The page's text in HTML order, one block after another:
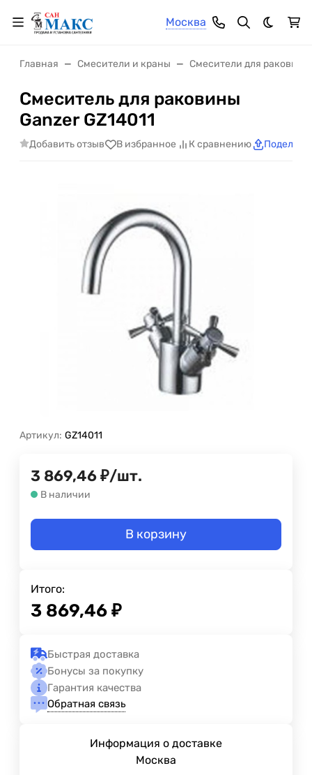
Москва
Темная
Главная Смесители и краны Смесители для раковины
Смеситель для раковины
Ganzer GZ14011
Добавить отзыв В избранное К сравнению
Артикул: GZ14011
3 869,46 ₽/шт.
В наличии
В корзину
Итого:
3 869,46 ₽
Быстрая доставка
Бонусы за покупку
Гарантия качества
Обратная связь
Информация о доставке
Москва